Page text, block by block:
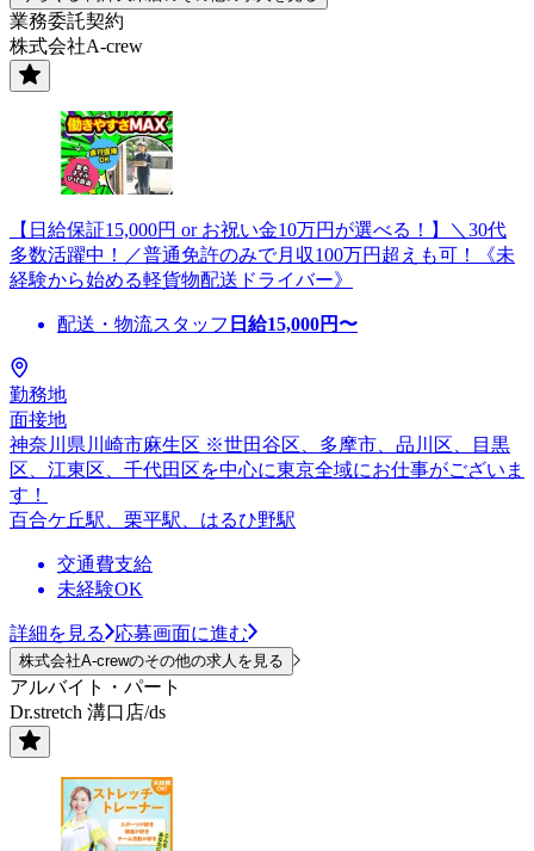
業務委託契約
株式会社A-crew
【日給保証15,000円 or お祝い金10万円が選べる！】＼30代
多数活躍中！／普通免許のみで月収100万円超えも可！《未
経験から始める軽貨物配送ドライバー》
配送・物流スタッフ 日給15,000円〜
勤務地
面接地
神奈川県川崎市麻生区 ※世田谷区、多摩市、品川区、目黒
区、江東区、千代田区を中心に東京全域にお仕事がございま
す！
百合ケ丘駅、栗平駅、はるひ野駅
交通費支給
未経験OK
詳細を見る 応募画面に進む
株式会社A-crewのその他の求人を見る
アルバイト・パート
Dr.stretch 溝口店/ds